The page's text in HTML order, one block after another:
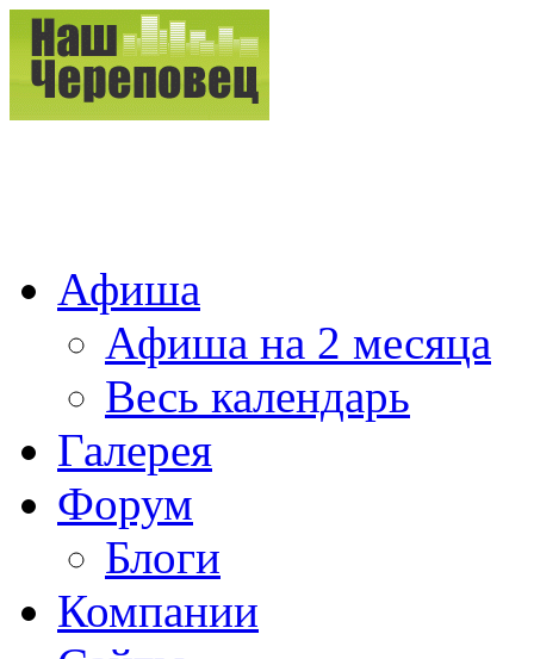
Афиша
Афиша на 2 месяца
Весь календарь
Галерея
Форум
Блоги
Компании